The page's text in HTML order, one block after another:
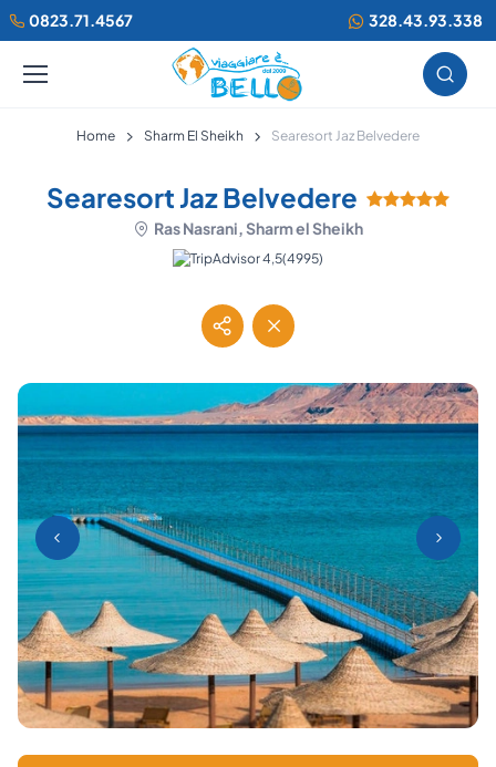
0823.71.4567 328.43.93.338
Home Sharm El Sheikh Searesort Jaz Belvedere
Searesort Jaz Belvedere
Ras Nasrani, Sharm el Sheikh
(4995)